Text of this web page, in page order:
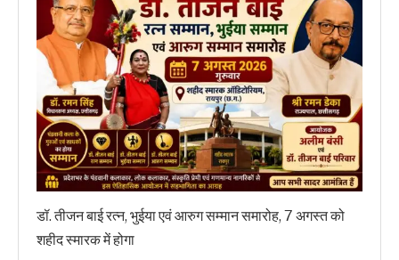
डॉ. तीजन बाई रत्न, भुईया एवं आरुग सम्मान समारोह, 7 अगस्त को
शहीद स्मारक में होगा